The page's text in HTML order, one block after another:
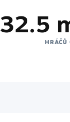
32.5
HRÁČŮ